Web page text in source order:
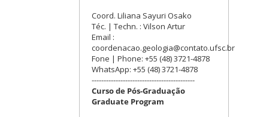
Coord. Liliana Sayuri Osako
Téc. | Techn. : Vilson Artur
Email :
coordenacao.geologia@contato.ufsc.br
Fone | Phone: +55 (48) 3721-4878
WhatsApp: +55 (48) 3721-4878
-------------------------------------------
Curso de Pós-Graduação
Graduate Program